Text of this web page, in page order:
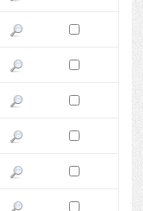
Pokaż podgląd wersji z dnia
Zaznacz wersję do
Pokaż podgląd wersji z dnia
Zaznacz wersję do
Pokaż podgląd wersji z dnia
Zaznacz wersję do
Pokaż podgląd wersji z dnia
Zaznacz wersję do
Pokaż podgląd wersji z dnia
Zaznacz wersję do
Pokaż podgląd wersji z dnia
Zaznacz wersję do